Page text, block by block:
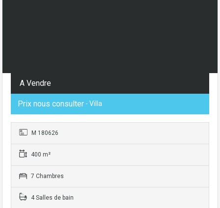
A Vendre
Prix nous consulter - Villa
M 180626
400 m²
7 Chambres
4 Salles de bain